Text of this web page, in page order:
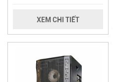
XEM CHI TIẾT